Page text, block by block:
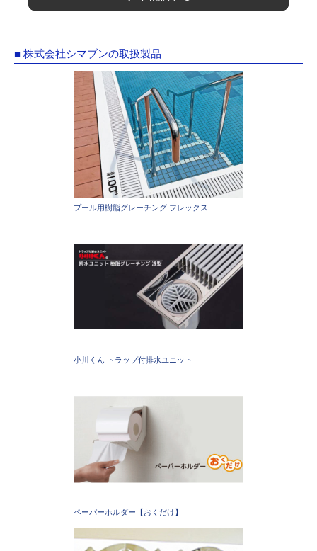
■ 株式会社シマブンの取扱製品
プール用樹脂グレーチング フレックス
小川くん トラップ付排水ユニット
ペーパーホルダー【おくだけ】